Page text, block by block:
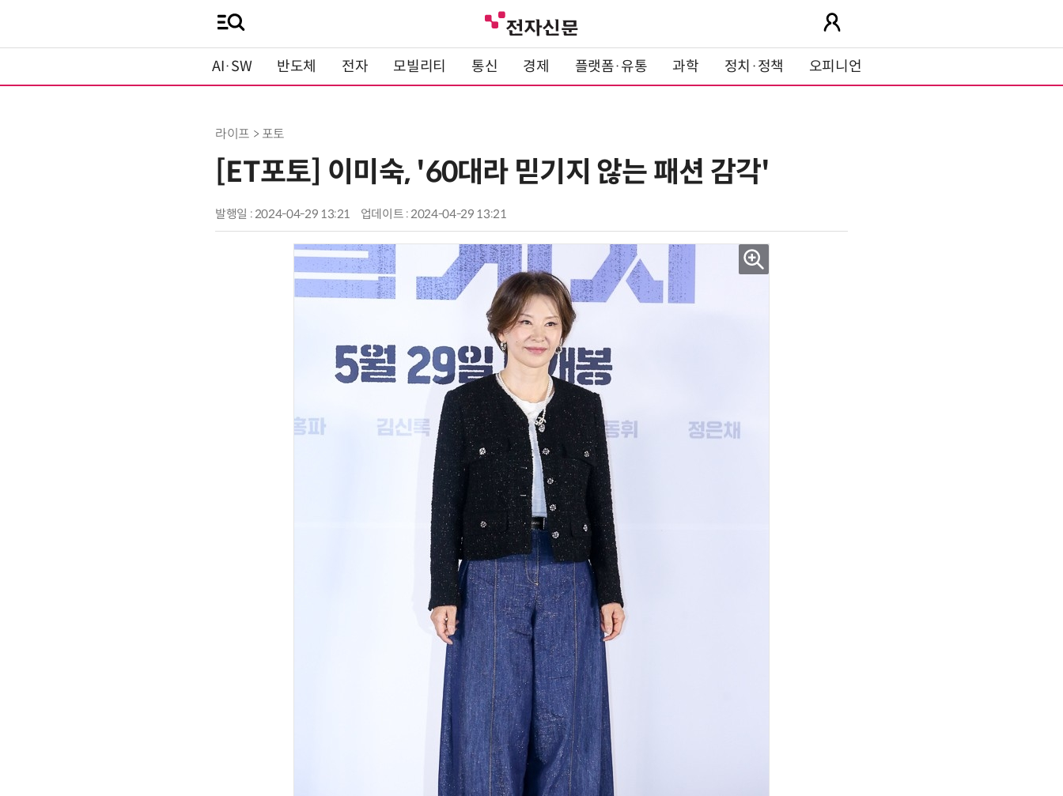
AI·SW 반도체 전자 모빌리티 통신 경제 플랫폼·유통 과학 정치·정책 오피니언
라이프 > 포토
[ET포토] 이미숙, '60대라 믿기지 않는 패션 감각'
발행일 : 2024-04-29 13:21 업데이트 : 2024-04-29 13:21